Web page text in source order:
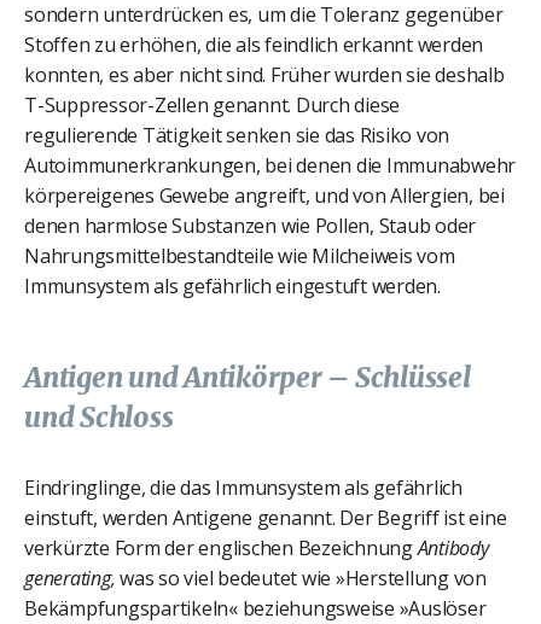
sondern unterdrücken es, um die Toleranz gegenüber
Stoffen zu erhöhen, die als feindlich erkannt werden
konnten, es aber nicht sind. Früher wurden sie deshalb
T-Suppressor-Zellen genannt. Durch diese
regulierende Tätigkeit senken sie das Risiko von
Autoimmunerkrankungen, bei denen die Immunabwehr
körpereigenes Gewebe angreift, und von Allergien, bei
denen harmlose Substanzen wie Pollen, Staub oder
Nahrungsmittelbestandteile wie Milcheiweis vom
Immunsystem als gefährlich eingestuft werden.
Antigen und Antikörper – Schlüssel
und Schloss
Eindringlinge, die das Immunsystem als gefährlich
einstuft, werden Antigene genannt. Der Begriff ist eine
verkürzte Form der englischen BezeichnungAntibody
generating,was so viel bedeutet wie »Herstellung von
Bekämpfungspartikeln« beziehungsweise »Auslöser